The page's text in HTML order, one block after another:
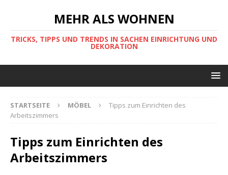
MEHR ALS WOHNEN
TRICKS, TIPPS UND TRENDS IN SACHEN EINRICHTUNG UND
DEKORATION
STARTSEITE MÖBEL
Tipps zum Einrichten des
Arbeitszimmers
Tipps zum Einrichten des
Arbeitszimmers